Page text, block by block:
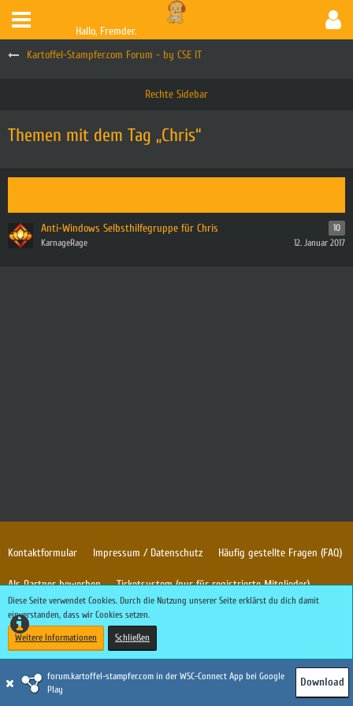
Hallo, Fremder.
Kartoffel-Stampfer.com Forum - by CSE IT
Themen mit dem Tag „Chris“
Anti-Windows Selbsthilfegruppe für Chris
10
KarnageRage
12. Januar 2017
Kontaktformular Impressum / Datenschutz Häufig gestellte Fragen (FAQ)
Als Partner bewerben Ticketsystem (nur für registrierte Mitglieder)
Doppelaccount beantragen
Community-Software:WoltLab Suite™
forum.kartoffel-stampfer.com in der WSC-Connect App bei Google
Play
Download
Diese Seite verwendet Cookies. Durch die Nutzung unserer Seite erklärst du dich damit
einverstanden, dass wir Cookies setzen.
Weitere Informationen Schließen